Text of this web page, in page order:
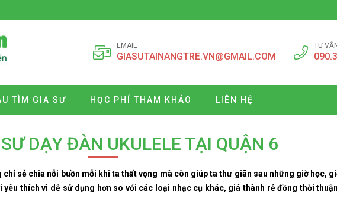
EMAIL
GIASUTAINANGTRE.VN@GMAIL.COM
TƯ
TÌM GIA SƯ HỌC PHÍ THAM KHẢO LIÊN HỆ
DẠY ĐÀN UKULELE TẠI QUẬN 6
sẻ chia nỗi buồn mỗi khi ta thất vọng mà còn giúp ta thư giãn sau những giờ học,
thích vì dễ sử dụng hơn so với các loại nhạc cụ khác, giá thành rẻ đồng thời